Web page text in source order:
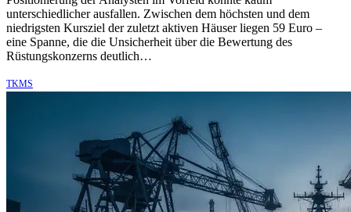
unterschiedlicher ausfallen. Zwischen dem höchsten und dem
niedrigsten Kursziel der zuletzt aktiven Häuser liegen 59 Euro –
eine Spanne, die die Unsicherheit über die Bewertung des
Rüstungskonzerns deutlich…
TKMS